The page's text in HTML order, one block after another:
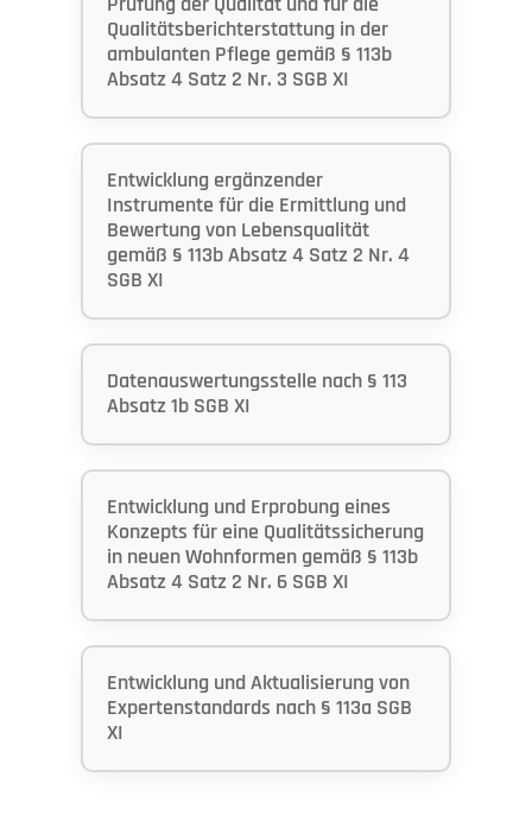
Prüfung der Qualität und für die
Qualitätsberichterstattung in der
ambulanten Pflege gemäß § 113b
Absatz 4 Satz 2 Nr. 3 SGB XI
Entwicklung ergänzender
Instrumente für die Ermittlung und
Bewertung von Lebensqualität
gemäß § 113b Absatz 4 Satz 2 Nr. 4
SGB XI
Datenauswertungsstelle nach § 113
Absatz 1b SGB XI
Entwicklung und Erprobung eines
Konzepts für eine Qualitätssicherung
in neuen Wohnformen gemäß § 113b
Absatz 4 Satz 2 Nr. 6 SGB XI
Entwicklung und Aktualisierung von
Expertenstandards nach § 113a SGB
XI